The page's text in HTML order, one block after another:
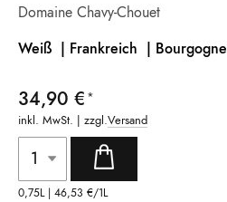
Domaine Chavy-Chouet
Weiß | Frankreich | Bourgogne
34,90 €
inkl. MwSt. | zzgl.Versand
0,75L | 46,53 €/1L